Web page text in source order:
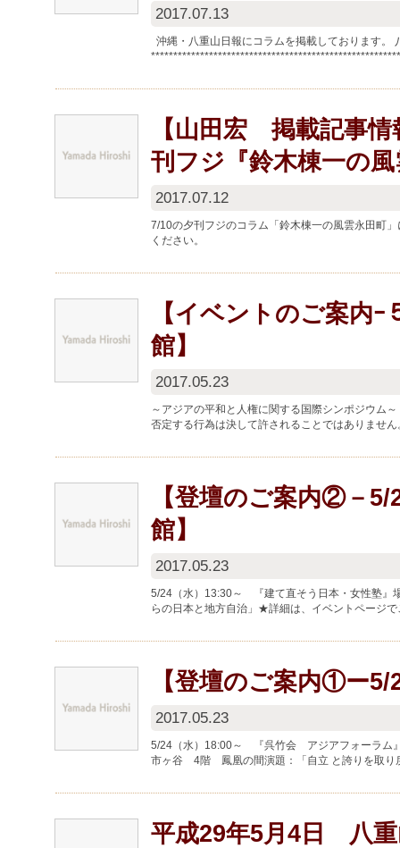
2017.07.13
沖縄・八重山日報にコラムを掲載しております
【山田宏 掲載記事
刊フジ『鈴木棟一の
2017.07.12
7/10の夕刊フジのコラム「鈴木棟一の風雲永田町
ください。
【イベントのご案内
館】
2017.05.23
～アジアの平和と人権に関する国際シンポジウム
否定する行為は決して許されることではありませ
【登壇のご案内②－
館】
2017.05.23
5/24（水）13:30～ 『建て直そう日本・女性塾
らの日本と地方自治」★詳細は、イベントページ
【登壇のご案内①ー
2017.05.23
5/24（水）18:00～ 『呉竹会 アジアフォーラム
市ヶ谷 4階 鳳凰の間演題：「自立 と誇りを取り
平成29年5月4日 八